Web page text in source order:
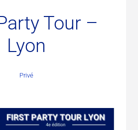
Tour –
Lyon
Privé